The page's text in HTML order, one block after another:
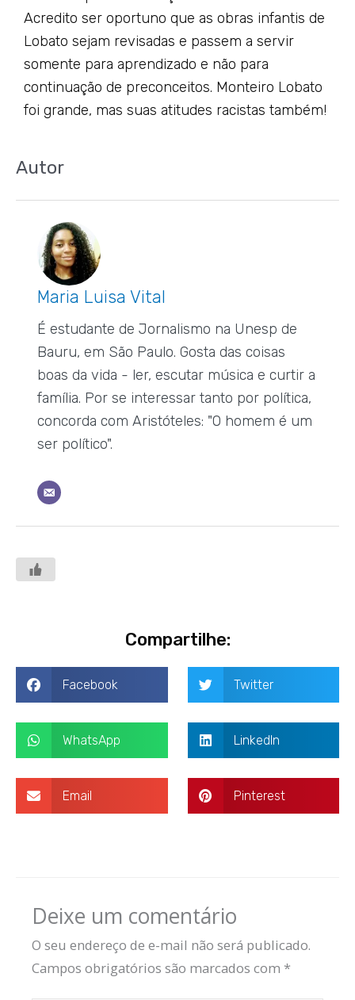
Acredito ser oportuno que as obras infantis de
Lobato sejam revisadas e passem a servir
somente para aprendizado e não para
continuação de preconceitos. Monteiro Lobato
foi grande, mas suas atitudes racistas também!
Autor
Maria Luisa Vital
É estudante de Jornalismo na Unesp de
Bauru, em São Paulo. Gosta das coisas
boas da vida - ler, escutar música e curtir a
família. Por se interessar tanto por política,
concorda com Aristóteles: "O homem é um
ser político".
Compartilhe:
Facebook Twitter
WhatsApp LinkedIn
Email Pinterest
Deixe um comentário
O seu endereço de e-mail não será publicado.
Campos obrigatórios são marcados com *